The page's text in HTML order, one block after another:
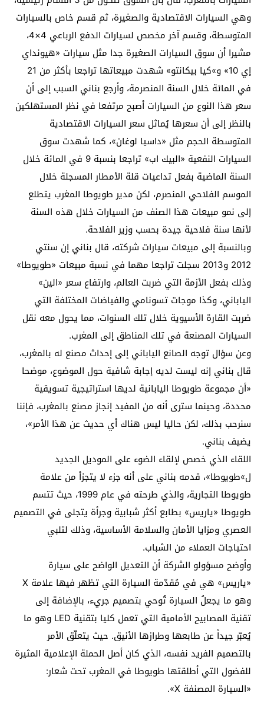
وهي السيارات الاقتصادية والصغيرة، ثم قسم خاص بالسيارات
المتوسطة، وقسم آخر مخصص لسيارات الدفع الرباعي 4×4،
مشيرا أن سوق السيارات الصغيرة جدا مثل سيارات «هيونداي
إي 10» و»كيا بيكانتو» شهدت مبيعاتها تراجعا بأكثر من 21
في المائة خلال السنة المنصرمة، وأرجع بناني السبب إلى أن
سعر هذا النوع من السيارات أصبح مرتفعا في نظر المستهلكين
بالنظر إلى أن سعرها يُماثل سعر السيارات الاقتصادية
المتوسطة الحجم مثل «داسيا لوغان»، كما شهدت سوق
السيارات النفعية «البيك اب» تراجعا بنسبة 9 في المائة خلال
السنة الماضية بفعل تداعيات قلة الأمطار المسجلة خلال
الموسم الفلاحي المنصرم، لكن مدير طويوطا المغرب يتطلع
إلى نمو مبيعات هذا الصنف من السيارات خلال هذه السنة
لأنها سنة فلاحية جيدة بحسب وزير الفلاحة.
وبالنسبة إلى مبيعات سيارات شركته، قال بناني إن سنتي
2012 و2013 سجلت تراجعا مهما في نسبة مبيعات «طويوطا»
وذلك بفعل الأزمة التي ضربت العالم، وارتفاع سعر «الين»
الياباني، وكذا موجات تسونامي والفياضات المختلفة التي
ضربت القارة الأسيوية خلال تلك السنوات، مما يحول معه نقل
السيارات المصنعة في تلك المناطق إلى المغرب.
وعن سؤال توجه الصانع الياباني إلى إحداث مصنع له بالمغرب،
قال بناني إنه ليست لديه إجابة شافية حول الموضوع، موضحا
«أن مجموعة طويوطا اليابانية لديها استراتيجية تسويقية
محددة، وحينما سترى أنه من المفيد إنجاز مصنع بالمغرب، فإننا
سنرحب بذلك، لكن حاليا ليس هناك أي حديث عن هذا الأمر»،
يضيف بناني.
اللقاء الذي خصص لإلقاء الضوء على الموديل الجديد
ل»طويوطا»، قدمه بناني على أنه جزء لا يتجزأ من علامة
طويوطا التجارية، والذي طرحته في عام 1999، حيث تتسم
طويوطا «ياريس» بطابع أكثر شبابية وجرأة يتجلى في التصميم
العصري ومزايا الأمان والسلامة الأساسية، وذلك لتلبي
احتياجات العملاء من الشباب.
وأوضح مسؤولو الشركة أن التعديل الواضح على سيارة
«ياريس» هي في مُقدّمة السيارة التي تظهر فيها علامة X
وهو ما يجعلُ السيارة تُوحي بتصميم جريء، بالإضافة إلى
تقنية المصابيح الأمامية التي تعمل كليا بتقنية LED وهو ما
يُعبّر جيداً عن طابعها وطرازها الأنيق. حيث يتعلّق الأمر
بالتصميم الفريد نفسه، الذي كان أصل الحملة الإعلامية المثيرة
للفضول التي أطلقتها طويوطا في المغرب تحت شعار:
«السيارة المصنفة X».